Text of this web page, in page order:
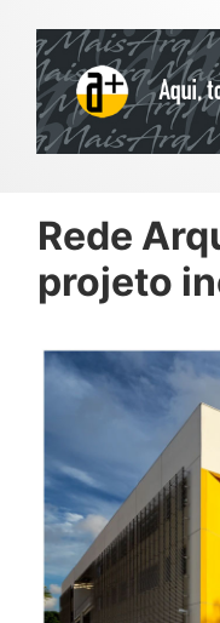
Rede
projeto